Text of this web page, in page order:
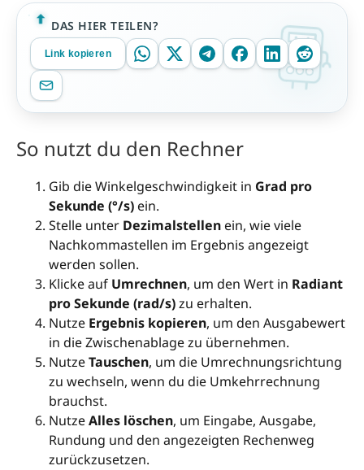
DAS HIER TEILEN?
Link kopieren
So nutzt du den Rechner
Gib die Winkelgeschwindigkeit in Grad pro
Sekunde (°/s) ein.
Stelle unter Dezimalstellen ein, wie viele
Nachkommastellen im Ergebnis angezeigt
werden sollen.
Klicke auf Umrechnen, um den Wert in Radiant
pro Sekunde (rad/s)zu erhalten.
Nutze Ergebnis kopieren, um den Ausgabewert
in die Zwischenablage zu übernehmen.
NutzeTauschen, um die Umrechnungsrichtung
zu wechseln, wenn du die Umkehrrechnung
brauchst.
NutzeAlles löschen, um Eingabe, Ausgabe,
Rundung und den angezeigten Rechenweg
zurückzusetzen.